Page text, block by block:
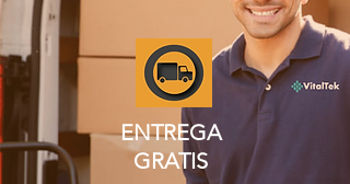
ENTREGA
GRATIS